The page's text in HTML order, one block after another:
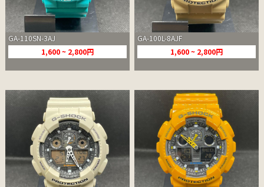
GA-110SN-3AJ
1,600 ~ 2,800円
GA-100L-8AJF
1,600 ~ 2,800円